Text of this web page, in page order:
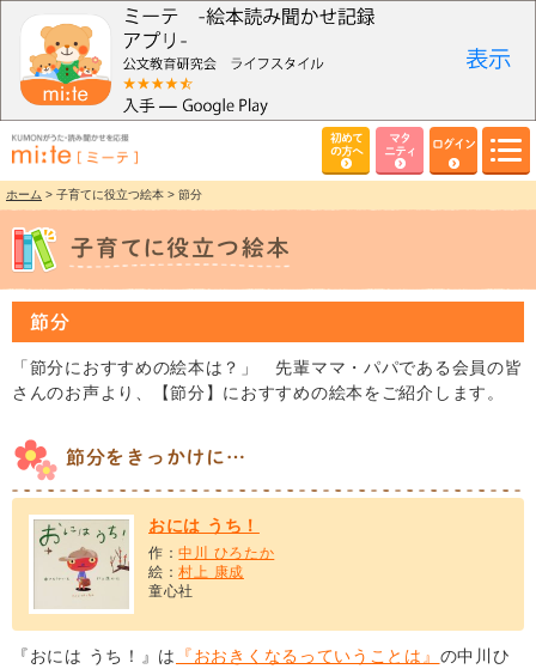
初めて
の方へ
マタ
ニティ
ログイン
ホーム > 子育てに役立つ絵本 > 節分
節分
「節分におすすめの絵本は？」 先輩ママ・パパである会員の皆
さんのお声より、【節分】におすすめの絵本をご紹介します。
節分をきっかけに…
おには うち！
作：中川 ひろたか
絵：村上 康成
童心社
『おには うち！』は 『おおきくなるっていうことは』 の中川ひ